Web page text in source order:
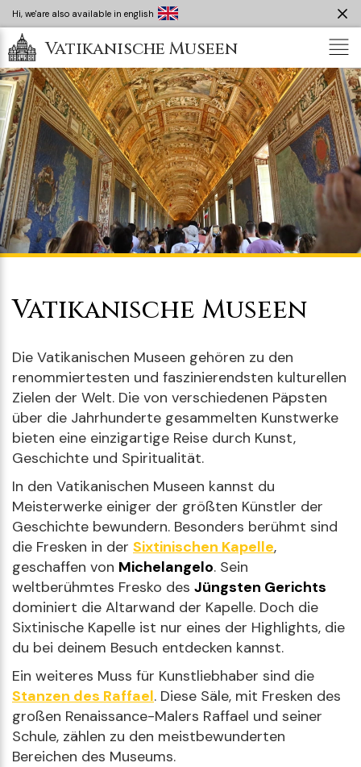
Hi, we'are also available in english
Vatikanische Museen
Vatikanische Museen
Die Vatikanischen Museen gehören zu den
renommiertesten und faszinierendsten kulturellen
Zielen der Welt. Die von verschiedenen Päpsten
über die Jahrhunderte gesammelten Kunstwerke
bieten eine einzigartige Reise durch Kunst,
Geschichte und Spiritualität.
In den Vatikanischen Museen kannst du
Meisterwerke einiger der größten Künstler der
Geschichte bewundern. Besonders berühmt sind
die Fresken in der Sixtinischen Kapelle,
geschaffen von Michelangelo. Sein
weltberühmtes Fresko des Jüngsten Gerichts
dominiert die Altarwand der Kapelle. Doch die
Sixtinische Kapelle ist nur eines der Highlights, die
du bei deinem Besuch entdecken kannst.
Ein weiteres Muss für Kunstliebhaber sind die
Stanzen des Raffael. Diese Säle, mit Fresken des
großen Renaissance-Malers Raffael und seiner
Schule, zählen zu den meistbewunderten
Bereichen des Museums.